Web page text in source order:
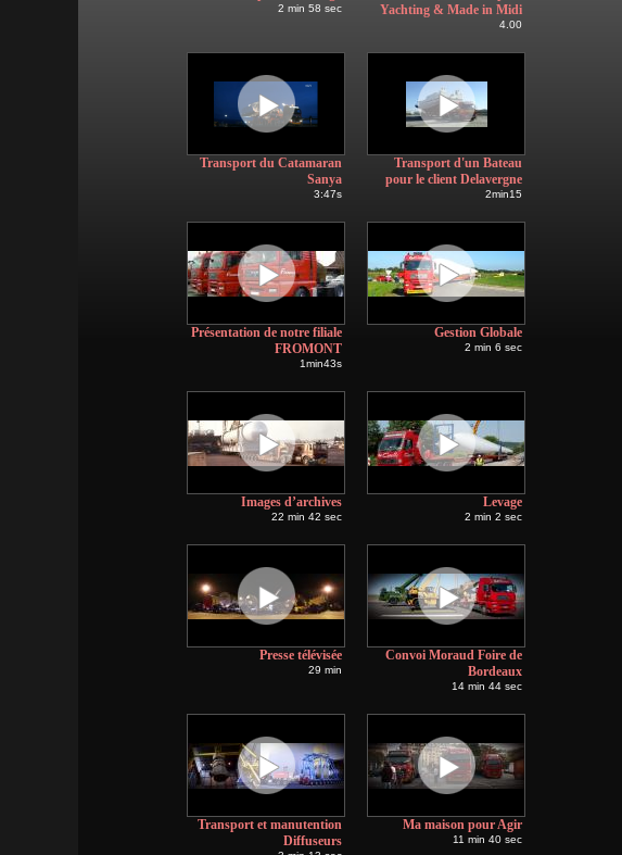
2 min 58 sec
Yachting & Made in Midi
4.00
Transport du Catamaran
Sanya
3:47s
Transport d'un Bateau
pour le client Delavergne
2min15
Présentation de notre filiale
FROMONT
1min43s
Gestion Globale
2 min 6 sec
Images d’archives
22 min 42 sec
Levage
2 min 2 sec
Presse télévisée
29 min
Convoi Moraud Foire de
Bordeaux
14 min 44 sec
Transport et manutention
Diffuseurs
Ma maison pour Agir
11 min 40 sec